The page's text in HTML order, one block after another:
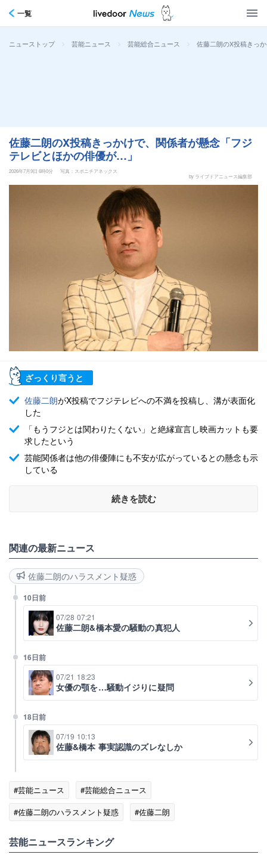
一覧
ニューストップ > 芸能ニュース > 芸能総合ニュース > 佐藤二朗のX投稿きっ
佐藤二朗のX投稿きっかけで、関係者が懸念「フジ
テレビとほかの俳優が…」
2026年7月9日 6時0分
写真：スポニチアネックス
by ライブドアニュース編集部
ざっくり言うと
佐藤二朗がX投稿でフジテレビへの不満を投稿し、溝が表面化
した
「もうフジとは関わりたくない」と絶縁宣言し映画カットも要
求したという
芸能関係者は他の俳優陣にも不安が広がっているとの懸念も示
している
続きを読む
関連の最新ニュース
佐藤二朗のハラスメント疑惑
10日前
07/28 07:21
佐藤二朗&橋本愛の騒動の真犯人
16日前
07/21 18:23
女優の顎を…騒動イジりに疑問
18日前
07/19 10:13
佐藤&橋本 事実認識のズレなしか
#芸能ニュース
#芸能総合ニュース
#佐藤二朗のハラスメント疑惑
#佐藤二朗
芸能ニュースランキング